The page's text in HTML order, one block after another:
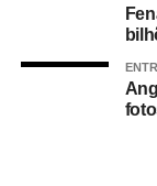
forma como o
“Eu, em nome
deputado
graças à